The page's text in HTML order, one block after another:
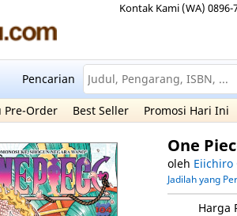
Kontak Kami (WA) 0896-
Pencarian
Pre-Order Best Seller Promosi Hari Ini
One
oleh Eiichiro
Jadilah yang
Harga